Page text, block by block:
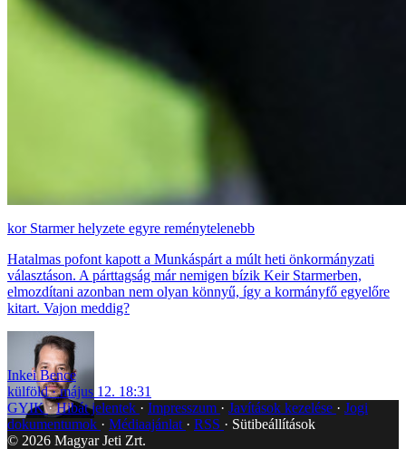
Starmer helyzete egyre reménytelenebb
Hatalmas pofont kapott a Munkáspárt a múlt heti önkormányzati
választáson. A párttagság már nemigen bízik Keir Starmerben,
elmozdítani azonban nem olyan könnyű, így a kormányfő egyelőre
kitart. Vajon meddig?
Inkei Bence
külföld
május 12. 18:31
GYIK Hibát jelentek Impresszum Javítások kezelése
Jogi
dokumentumok
Médiaajánlat RSS
Sütibeállítások
© 2026 Magyar Jeti Zrt.